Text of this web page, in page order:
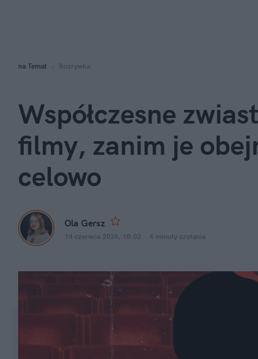
na:Temat Rozrywka
Współczesne
filmy, zanim je
celowo
Ola Gersz
14 czerwca 2026, 18:02 4 minuty czytania